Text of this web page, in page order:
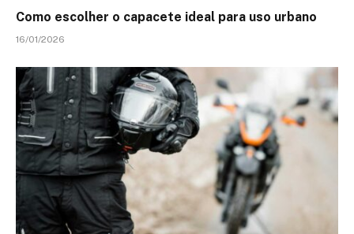
Como escolher o capacete ideal para uso urbano
16/01/2026